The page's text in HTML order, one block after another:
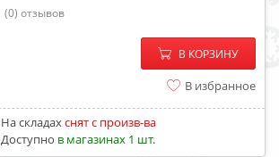
(0) отзывов
− +
В КОРЗИНУ
В избранное
На складахcнят с произв-ва
Доступно в магазинах 1 шт.